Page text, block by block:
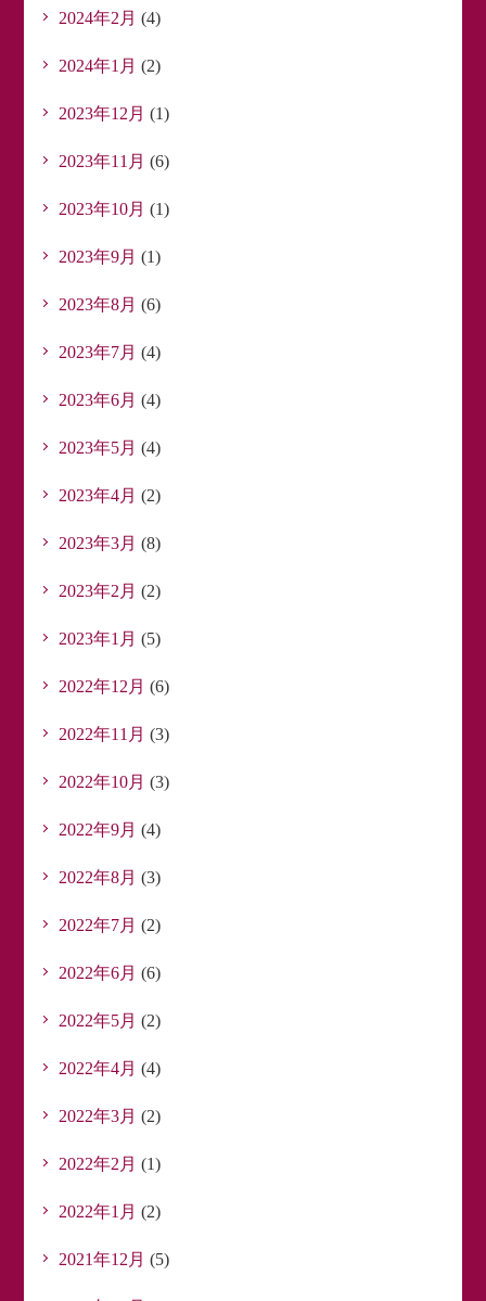
2024年2月 (4)
2024年1月 (2)
2023年12月 (1)
2023年11月 (6)
2023年10月 (1)
2023年9月 (1)
2023年8月 (6)
2023年7月 (4)
2023年6月 (4)
2023年5月 (4)
2023年4月 (2)
2023年3月 (8)
2023年2月 (2)
2023年1月 (5)
2022年12月 (6)
2022年11月 (3)
2022年10月 (3)
2022年9月 (4)
2022年8月 (3)
2022年7月 (2)
2022年6月 (6)
2022年5月 (2)
2022年4月 (4)
2022年3月 (2)
2022年2月 (1)
2022年1月 (2)
2021年12月 (5)